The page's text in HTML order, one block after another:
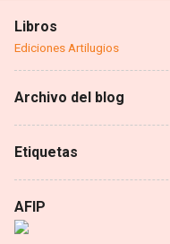
Libros
Ediciones Artilugios
Archivo del blog
Etiquetas
AFIP